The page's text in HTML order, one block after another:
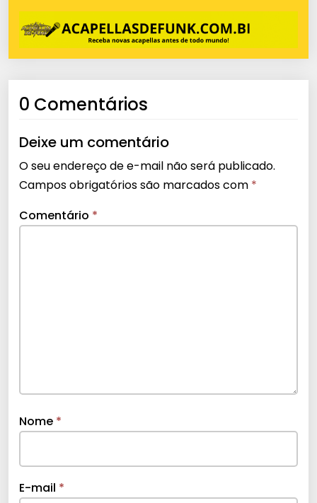
0 Comentários
Deixe um comentário
O seu endereço de e-mail não será publicado.
Campos obrigatórios são marcados com *
Comentário *
Nome *
E-mail *